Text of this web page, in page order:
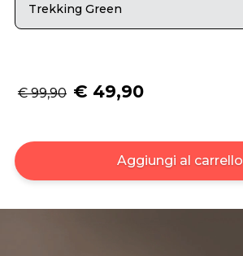
Trekking Green
€ 99,90 € 49,90
Aggiungi al carrello